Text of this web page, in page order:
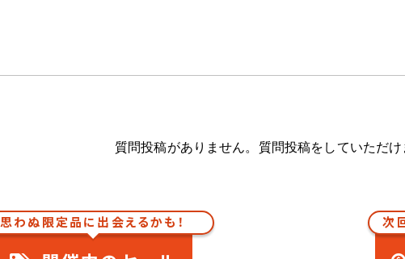
質問投稿がありません。質問投稿をしていただけ
思わぬ限定品に出会えるかも！ 次